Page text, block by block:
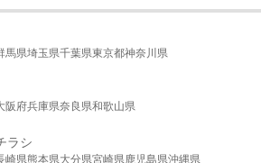
馬県埼玉県千葉県東京都神奈川県
阪府兵庫県奈良県和歌山県
ラシ
崎県熊本県大分県宮崎県鹿児島県沖縄県